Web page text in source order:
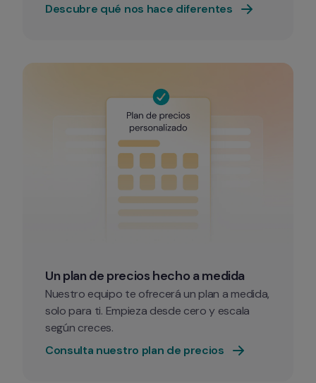
Descubre qué nos hace diferentes
Un plan de precios hecho a medida
Nuestro equipo te ofrecerá un plan a medida,
solo para ti. Empieza desde cero y escala
según creces.
Consulta nuestro plan de precios